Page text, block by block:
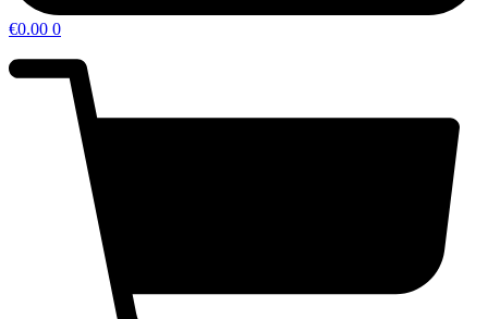
€0.00 0